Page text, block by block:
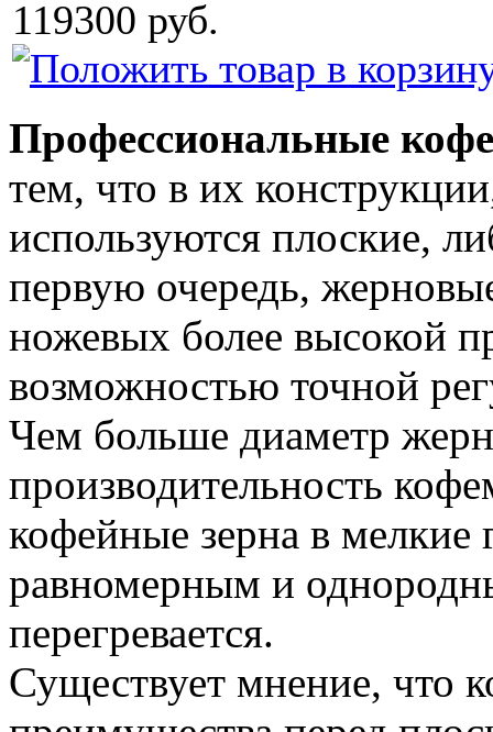
119300 руб.
Профессиональные
тем, что в их
используются плоские,
первую очередь,
ножевых более высокой
возможностью точной
Чем больше диаметр
производительность
кофейные зерна в мелкие
равномерным и
перегревается.
Существует мнение, что